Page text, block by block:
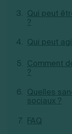
Ouverture
Fermeture
Création
Qui peut
?
Qui peut
Comment
?
Quelles
sociaux ?
FAQ